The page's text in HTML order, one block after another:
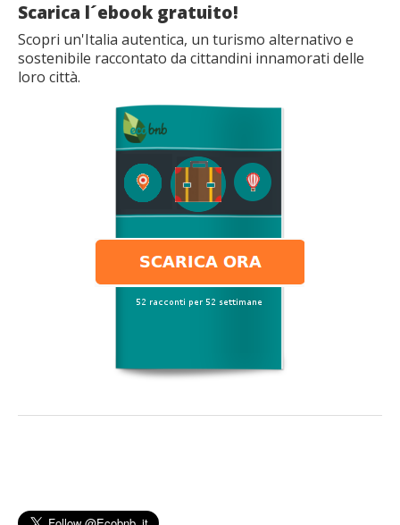
Scarica l´ebook gratuito!
Scopri un'Italia autentica, un turismo alternativo e
sostenibile raccontato da cittandini innamorati delle
loro città.